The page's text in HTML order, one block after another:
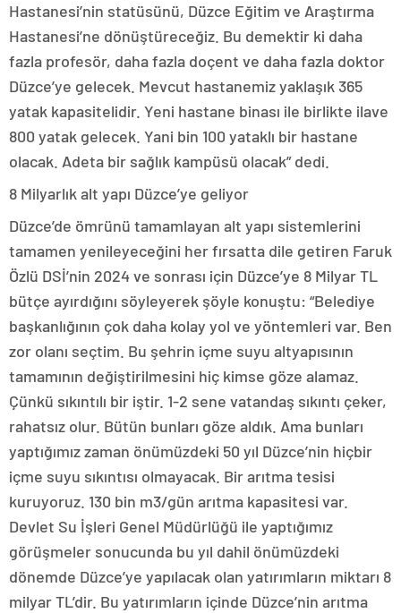
Hastanesi’nin statüsünü, Düzce Eğitim ve Araştırma
Hastanesi’ne dönüştüreceğiz. Bu demektir ki daha
fazla profesör, daha fazla doçent ve daha fazla doktor
Düzce’ye gelecek. Mevcut hastanemiz yaklaşık 365
yatak kapasitelidir. Yeni hastane binası ile birlikte ilave
800 yatak gelecek. Yani bin 100 yataklı bir hastane
olacak. Adeta bir sağlık kampüsü olacak” dedi.
8 Milyarlık alt yapı Düzce’ye geliyor
Düzce’de ömrünü tamamlayan alt yapı sistemlerini
tamamen yenileyeceğini her fırsatta dile getiren Faruk
Özlü DSİ’nin 2024 ve sonrası için Düzce’ye 8 Milyar TL
bütçe ayırdığını söyleyerek şöyle konuştu: “Belediye
başkanlığının çok daha kolay yol ve yöntemleri var. Ben
zor olanı seçtim. Bu şehrin içme suyu altyapısının
tamamının değiştirilmesini hiç kimse göze alamaz.
Çünkü sıkıntılı bir iştir. 1-2 sene vatandaş sıkıntı çeker,
rahatsız olur. Bütün bunları göze aldık. Ama bunları
yaptığımız zaman önümüzdeki 50 yıl Düzce’nin hiçbir
içme suyu sıkıntısı olmayacak. Bir arıtma tesisi
kuruyoruz. 130 bin m3/gün arıtma kapasitesi var.
Devlet Su İşleri Genel Müdürlüğü ile yaptığımız
görüşmeler sonucunda bu yıl dahil önümüzdeki
dönemde Düzce’ye yapılacak olan yatırımların miktarı 8
milyar TL’dir. Bu yatırımların içinde Düzce’nin arıtma